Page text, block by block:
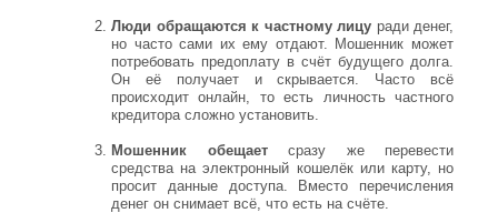
Люди обращаются к частному лицу ради денег,
но часто сами их ему отдают. Мошенник может
потребовать предоплату в счёт будущего долга.
Он её получает и скрывается. Часто всё
происходит онлайн, то есть личность частного
кредитора сложно установить.
Мошенник обещаетсразу же перевести
средства на электронный кошелёк или карту, но
просит данные доступа. Вместо перечисления
денег он снимает всё, что есть на счёте.